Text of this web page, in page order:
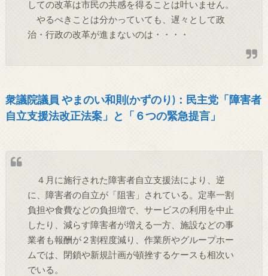
しての改革は市民の共感を得ることは叶いません。
やるべきことは分かっていても、遅々として政
治・行政の改革が進まないのは・・・・
衆議院議員 やまのい和則(かずのり)：民主党「障害者
自立支援法改正法案」と「６つの緊急提言」
４月に施行された障害者自立支援法により、逆
に、障害者の自立が「阻害」されている。定率一割
負担や食費などの負担増で、サービスの利用を中止
したり、減らす障害者が増える一方、施設などの事
業者も報酬が２割程度減り、作業所やグループホー
ムでは、閉鎖や新規計画が頓挫するケースも相次い
でいる。